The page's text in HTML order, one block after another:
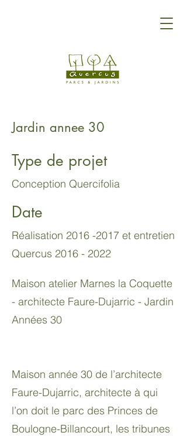
Jardin annee 30
Type de projet
Conception Quercifolia
Date
Réalisation 2016 -2017 et entretien
Quercus 2016 - 2022
Maison atelier Marnes la Coquette
- architecte Faure-Dujarric - Jardin
Années 30
Maison année 30 de l’architecte
Faure-Dujarric, architecte à qui
l’on doit le parc des Princes de
Boulogne-Billancourt, les tribunes